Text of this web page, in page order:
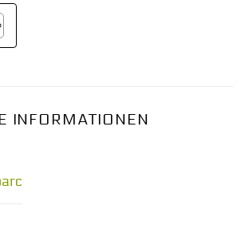
INFORMATIONEN